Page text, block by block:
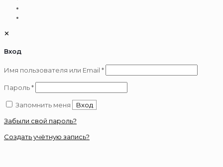
✕
Вход
Имя пользователя или Email *Обязательно
Пароль*Обязательно
Запомнить меня
Вход
Забыли свой пароль?
Создать учётную запись?